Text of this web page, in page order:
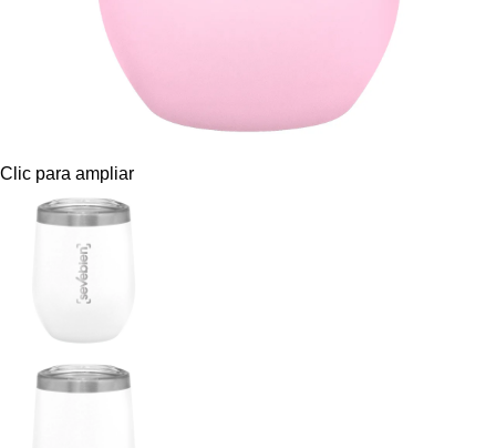
Clic para ampliar